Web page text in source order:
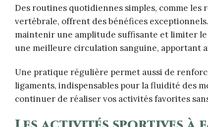
Des routines quotidiennes simples, comme les
vertébrale, offrent des bénéfices
maintenir une amplitude suffisante et limiter
une meilleure circulation sanguine, apportant
Une pratique régulière permet aussi de
ligaments, indispensables pour la fluidité des
continuer de réaliser vos activités favorites